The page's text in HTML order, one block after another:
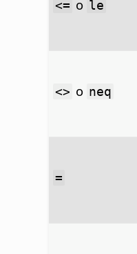
<= o le
<> o neq
=